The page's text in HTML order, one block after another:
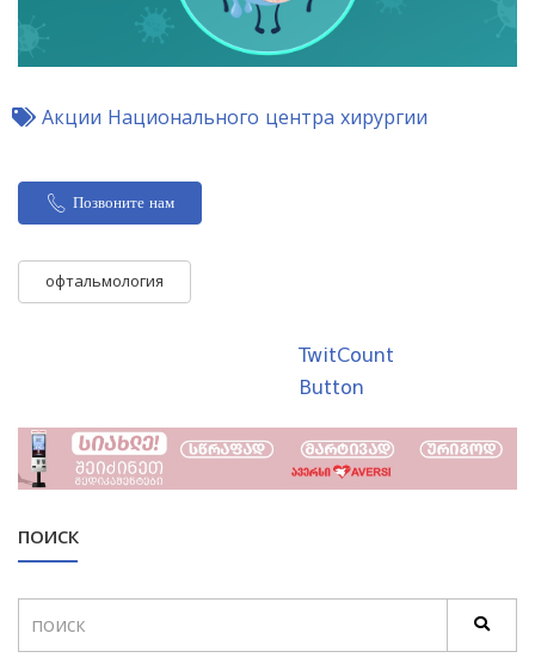
Акции Национального центра хирургии
Позвоните нам
офтальмология
TwitCount
Button
ПОИСК